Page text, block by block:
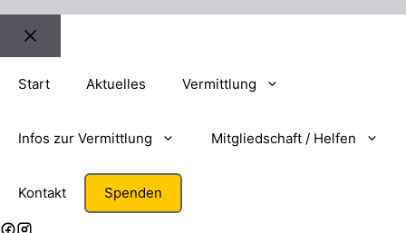
Schließen
Start Aktuelles Vermittlung
Infos zur Vermittlung Mitgliedschaft / Helfen
Kontakt Spenden